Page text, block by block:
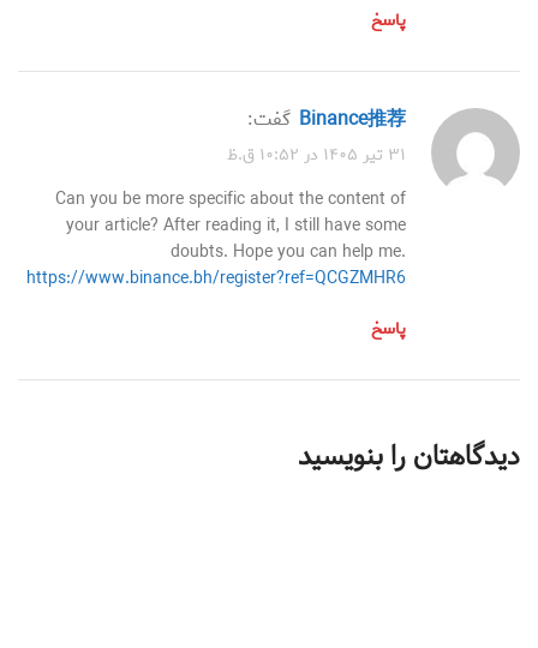
پاسخ
Binance推荐 گفت:
۳۱ تیر ۱۴۰۵ در ۱۰:۵۲ ق.ظ
Can you be more specific about the content of
your article? After reading it, I still have some
doubts. Hope you can help me.
https://www.binance.bh/register?ref=QCGZMHR6
پاسخ
دیدگاهتان را بنویسید